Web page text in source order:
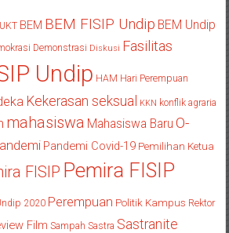
BEM BEM FISIP Undip BEM Undip
Demonstrasi Diskusi Fasilitas
Undip HAM Hari Perempuan
Kekerasan seksual KKN konflik agraria
mahasiswa Mahasiswa Baru O-
Pandemi Covid-19 Pemilihan Ketua
FISIP Pemira FISIP
2020 Perempuan Politik Kampus Rektor
Film Sampah Sastra Sastranite